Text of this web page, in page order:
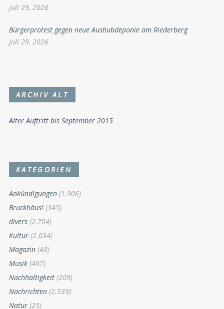
Juli 29, 2026
Bürgerprotest gegen neue Aushubdeponie am Riederberg
Juli 29, 2026
ARCHIV ALT
Alter Auftritt bis September 2015
KATEGORIEN
Ankündigungen (1.906)
Bruckhäusl (345)
divers (2.704)
Kultur (2.034)
Magazin (48)
Musik (467)
Nachhaltigkeit (209)
Nachrichten (2.539)
Natur (25)